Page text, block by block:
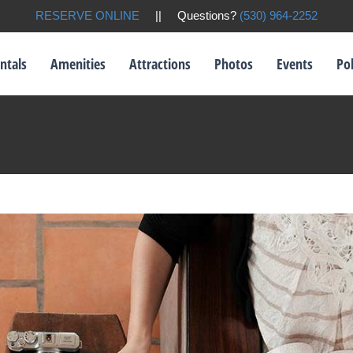
RESERVE ONLINE || Questions? (530) 964-2252
Amenities Attractions Photos Events
semper metus
Creative Design